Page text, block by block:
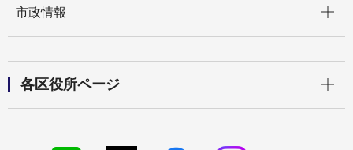
市政情報
各区役所ページ